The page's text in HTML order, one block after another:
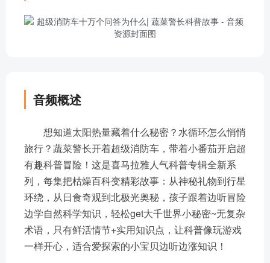
音频概述
想知道太阳热量藏着什么秘密？水循环怎么悄悄
旅行？蔬菜警长开着超级消防车，带着小番茄开启超
有趣科普冒险！这是喜马拉雅人气科普专辑全新系
列，每集把枯燥百科变精彩故事：从神秘礼物到行星
环绕，从日食奇观到北极光奥秘，孩子跟着边听冒险
边学自然科学知识，轻松get大千世界小秘密~无复杂
术语，只有鲜活情节+实用知识点，让科普像玩游戏
一样开心，适合爱探索的小宝贝边听边涨知识！